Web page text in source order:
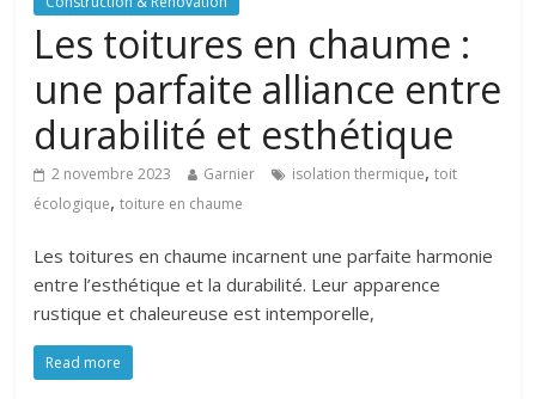
Les toitures en chaume :
une parfaite alliance entre
durabilité et esthétique
2 novembre 2023 Garnier isolation thermique,toit
écologique,toiture en chaume
Les toitures en chaume incarnent une parfaite harmonie
entre l’esthétique et la durabilité. Leur apparence
rustique et chaleureuse est intemporelle,
Read more